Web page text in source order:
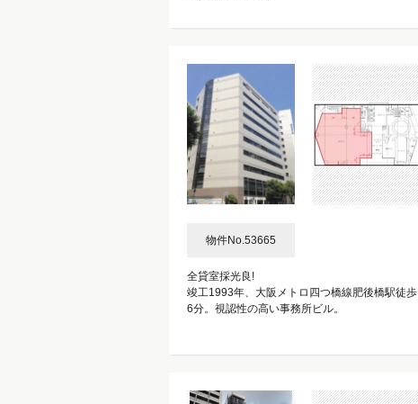
物件No.53665
全貸室採光良!
竣工1993年、大阪メトロ四つ橋線肥後橋駅徒歩
6分。視認性の高い事務所ビル。